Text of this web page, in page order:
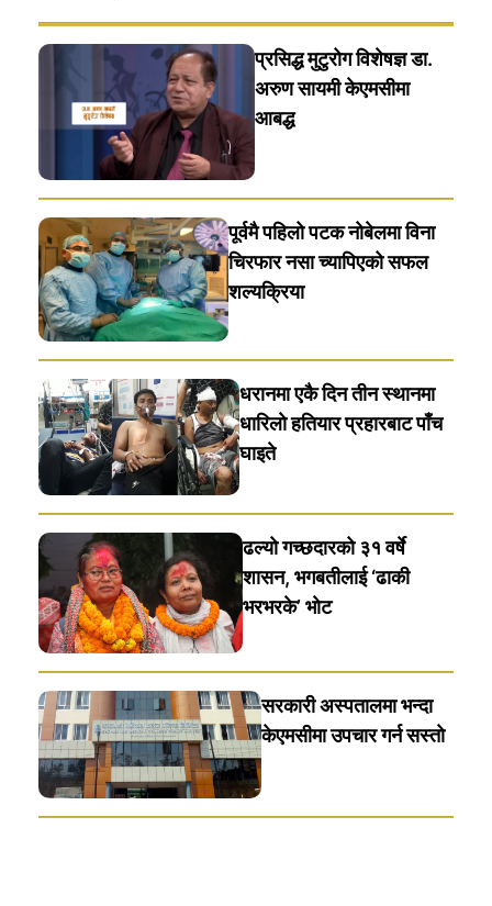
प्रसिद्ध मुटुरोग विशेषज्ञ डा.
अरुण सायमी केएमसीमा
आबद्ध
पूर्वमै पहिलो पटक नोबेलमा विना
चिरफार नसा च्यापिएको सफल
शल्यक्रिया
धरानमा एकै दिन तीन स्थानमा
धारिलाे हतियार प्रहारबाट पाँच
घाइते
ढल्यो गच्छदारको ३१ वर्षे
शासन, भगबतीलाई ‘ढाकी
भरभरके’ भाेट
सरकारी अस्पतालमा भन्दा
केएमसीमा उपचार गर्न सस्ताे